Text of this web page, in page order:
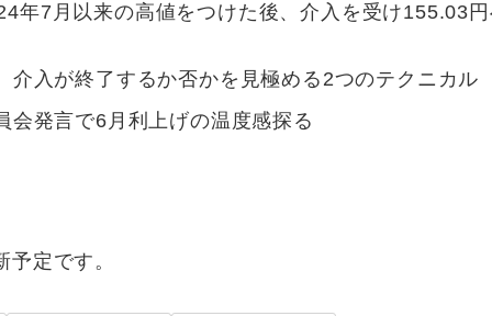
年7月以来の高値をつけた後、介入を受け155.03
介入が終了するか否かを見極める2つのテクニカル
会発言で6月利上げの温度感探る
定です。